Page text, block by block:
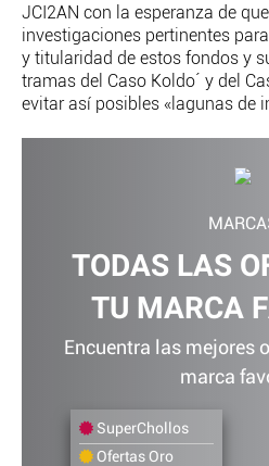
JCI2AN con la esperanza de
investigaciones pertinentes
y titularidad de estos fondos y
tramas del Caso Koldo´ y del
evitar así posibles «lagunas de
TODAS LAS
TU MARCA
Encuentra las mejores
marca
SuperChollos
Ofertas Oro